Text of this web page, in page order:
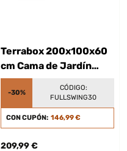
Terrabox 200x100x60
cm Cama de Jardín
elevada Efecto óxido
-30%
CÓDIGO:
FULLSWING30
CON CUPÓN: 146,99 €
209,99 €